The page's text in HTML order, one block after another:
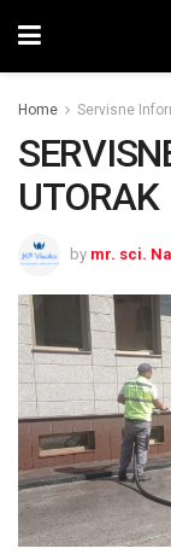
Home Servisne
UTORAK
by mr. sci.